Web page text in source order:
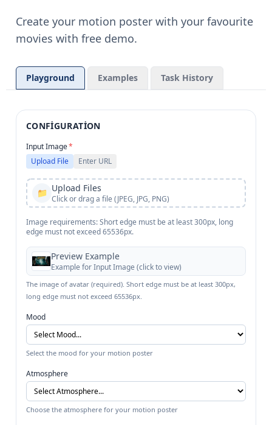
Create your motion poster with your favourite
movies with free demo.
Playground Examples Task History
CONFIGURATION
Input Image*
Upload File
Enter URL
📁 Upload Files
Click or drag a file (JPEG, JPG, PNG)
Image requirements: Short edge must be at least 300px, long
edge must not exceed 65536px.
Preview Example
Example forInput Image (click to view)
The image of avatar (required). Short edge must be at least 300px,
long edge must not exceed 65536px.
Mood
Select the mood for your motion poster
Atmosphere
Choose the atmosphere for your motion poster